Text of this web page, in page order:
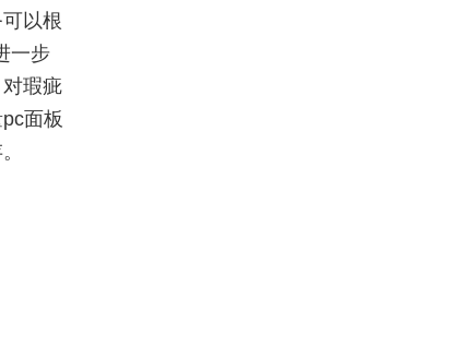
以根
一步
瑕疵
面板